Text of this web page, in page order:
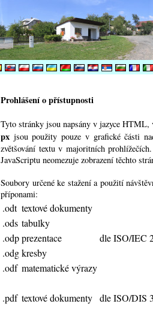
Prohlášení o přístupnosti
Tyto stránky jsou napsány v jazyce
px jsou použity pouze v grafické části
zvětšování textu v majoritních
JavaScriptu neomezuje zobrazení těchto
Soubory určené ke stažení a použití
příponami:
.odt textové dokumenty
dle ISO/IEC
.ods tabulky
.odpprezentace
.odgkresby
.odf matematické výrazy
.pdf textové dokumenty dle ISO/DIS